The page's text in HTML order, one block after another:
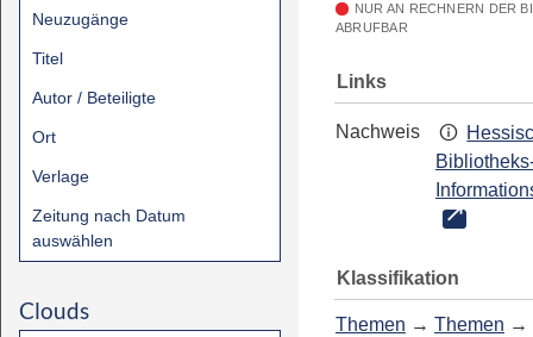
Neuzugänge
Titel
Autor / Beteiligte
Ort
Verlage
Zeitung nach Datum
auswählen
Clouds
NUR AN RECHNERN DER
ABRUFBAR
Links
Nachweis
Klassifikation
Themen → Themen →